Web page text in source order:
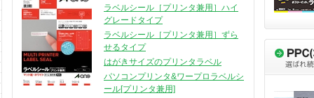
ラベルシール［プリンタ兼用］ハイ
グレードタイプ
ラベルシール［プリンタ兼用］ずら
せるタイプ
はがきサイズのプリンタラベル
パソコンプリンタ&ワープロラベルシ
ール[プリンタ兼用]